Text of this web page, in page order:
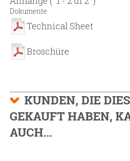
Dokumente
Technical Sheet
Broschüre
KUNDEN, DIE
GEKAUFT HABEN,
AUCH...